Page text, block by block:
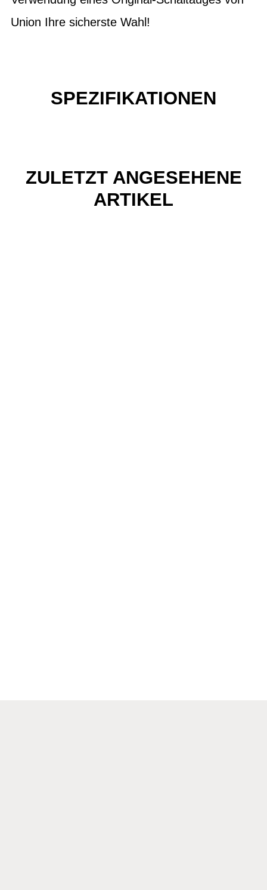
Union Ihre sicherste Wahl!
SPEZIFIKATIONEN
ZULETZT ANGESEHENE
ARTIKEL